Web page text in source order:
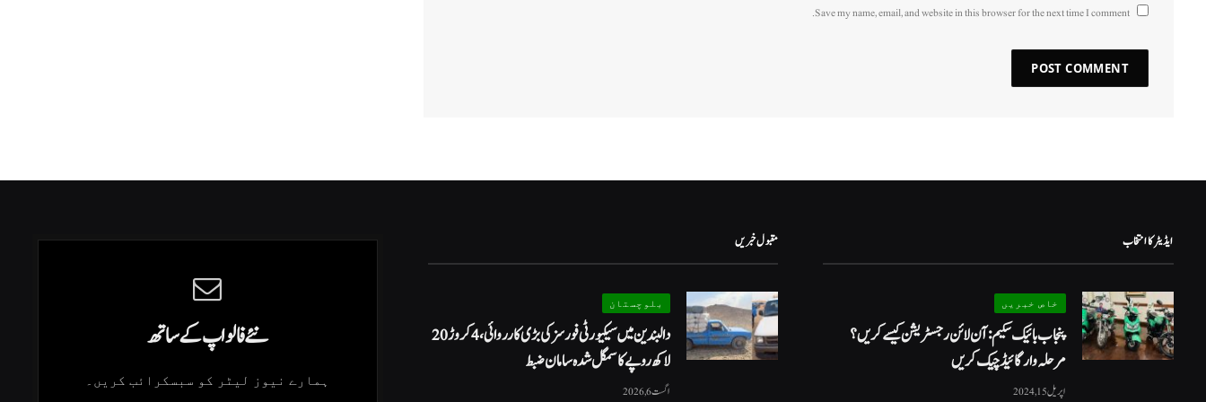
Save my name, email, and website in this browser for the next time I comment.
ایڈیٹر کا انتخاب
خاص خبریں
پنجاب بائیک سکیم: آن لائن رجسٹریشن کیسے کریں؟
مرحلہ وار گائیڈ چیک کریں
اپریل 15, 2024
مقبول خبریں
بلوچستان
دالبندین میں سیکیورٹی فورسز کی بڑی کارروائی، 4 کروڑ 20
لاکھ روپے کا سمگل شدہ سامان ضبط
اگست 6, 2026
نئے فالو اپ کے ساتھ
ہمارے نیوز لیٹر کو سبسکرائب کریں۔